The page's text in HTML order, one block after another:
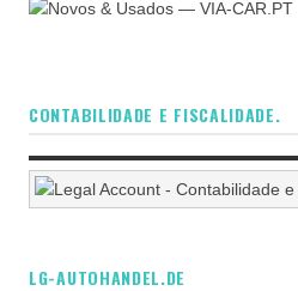
CONTABILIDADE E FISCALIDADE.
LG-AUTOHANDEL.DE